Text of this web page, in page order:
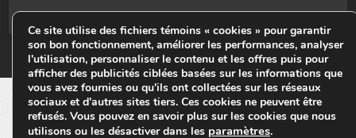
© Tiges 4 Saisons. Tous droits réservés 2013-2026.
Ce site utilise des fichiers témoins « cookies » pour garantir
son bon fonctionnement, améliorer les performances, analyser
l'utilisation, personnaliser le contenu et les offres puis pour
afficher des publicités ciblées basées sur les informations que
vous avez fournies ou qu'ils ont collectées sur les réseaux
sociaux et d'autres sites tiers. Ces cookies ne peuvent être
refusés. Vous pouvez en savoir plus sur les cookies que nous
utilisons ou les désactiver dans les paramètres.